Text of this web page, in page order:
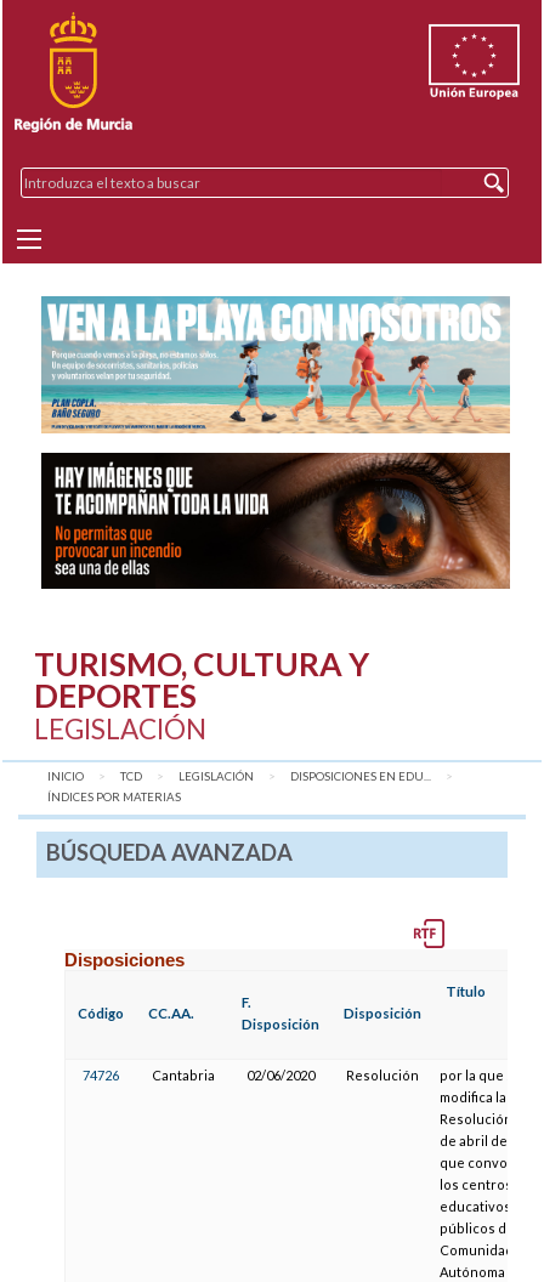
TURISMO, CULTURA Y
DEPORTES
LEGISLACIÓN
INICIO TCD LEGISLACIÓN
DISPOSICIONES EN EDU...
AQUÍ:
ÍNDICES POR MATERIAS
BÚSQUEDA AVANZADA
Disposiciones
Código CC.AA.
F.
Disposición
Disposición
Título
74726 Cantabria 02/06/2020 Resolución
por la que se
modifica la
Resolución de 5
de abril de 2019,
que convoca a
los centros
educativos
públicos de la
Comunidad
Autónoma de